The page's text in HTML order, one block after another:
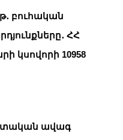
բուհական
ՀՀ
կսովորի 10958
ավագ